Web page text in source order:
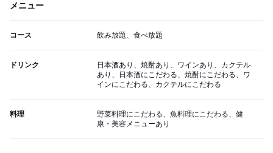
メニュー
コース 飲み放題、食べ放題
ドリンク
日本酒あり、焼酎あり、ワインあり、カクテル
あり、日本酒にこだわる、焼酎にこだわる、ワ
インにこだわる、カクテルにこだわる
料理
野菜料理にこだわる、魚料理にこだわる、健
康・美容メニューあり